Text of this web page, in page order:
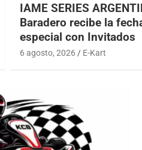
IAME SERIES
Baradero recibe la
especial con Invitados
6 agosto, 2026 E-Kart